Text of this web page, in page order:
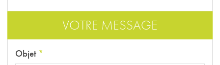
VOTRE MESSAGE
Objet *